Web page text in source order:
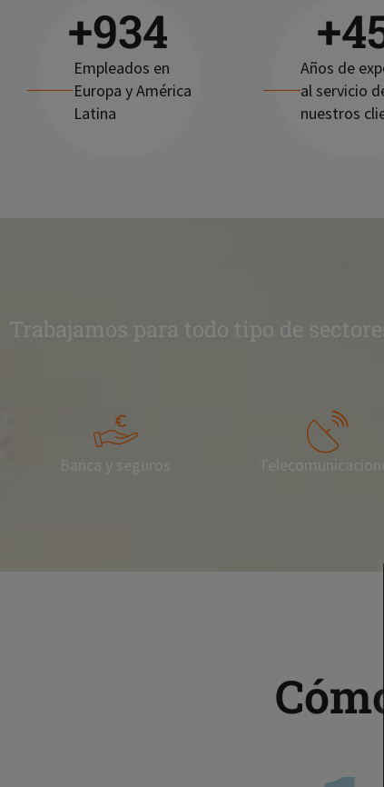
Empleados en
Europa y América
Latina
+1.000
Años de
al servicio
nuestros
+
Trabajamos para todo tipo de
Banca y seguros